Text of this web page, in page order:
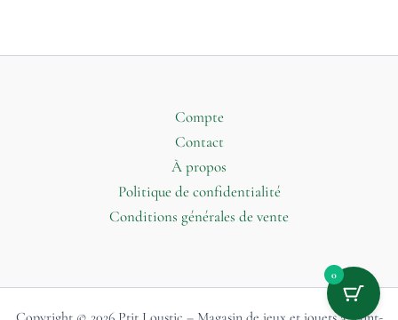
Compte
Contact
À propos
Politique de confidentialité
Conditions générales de vente
0